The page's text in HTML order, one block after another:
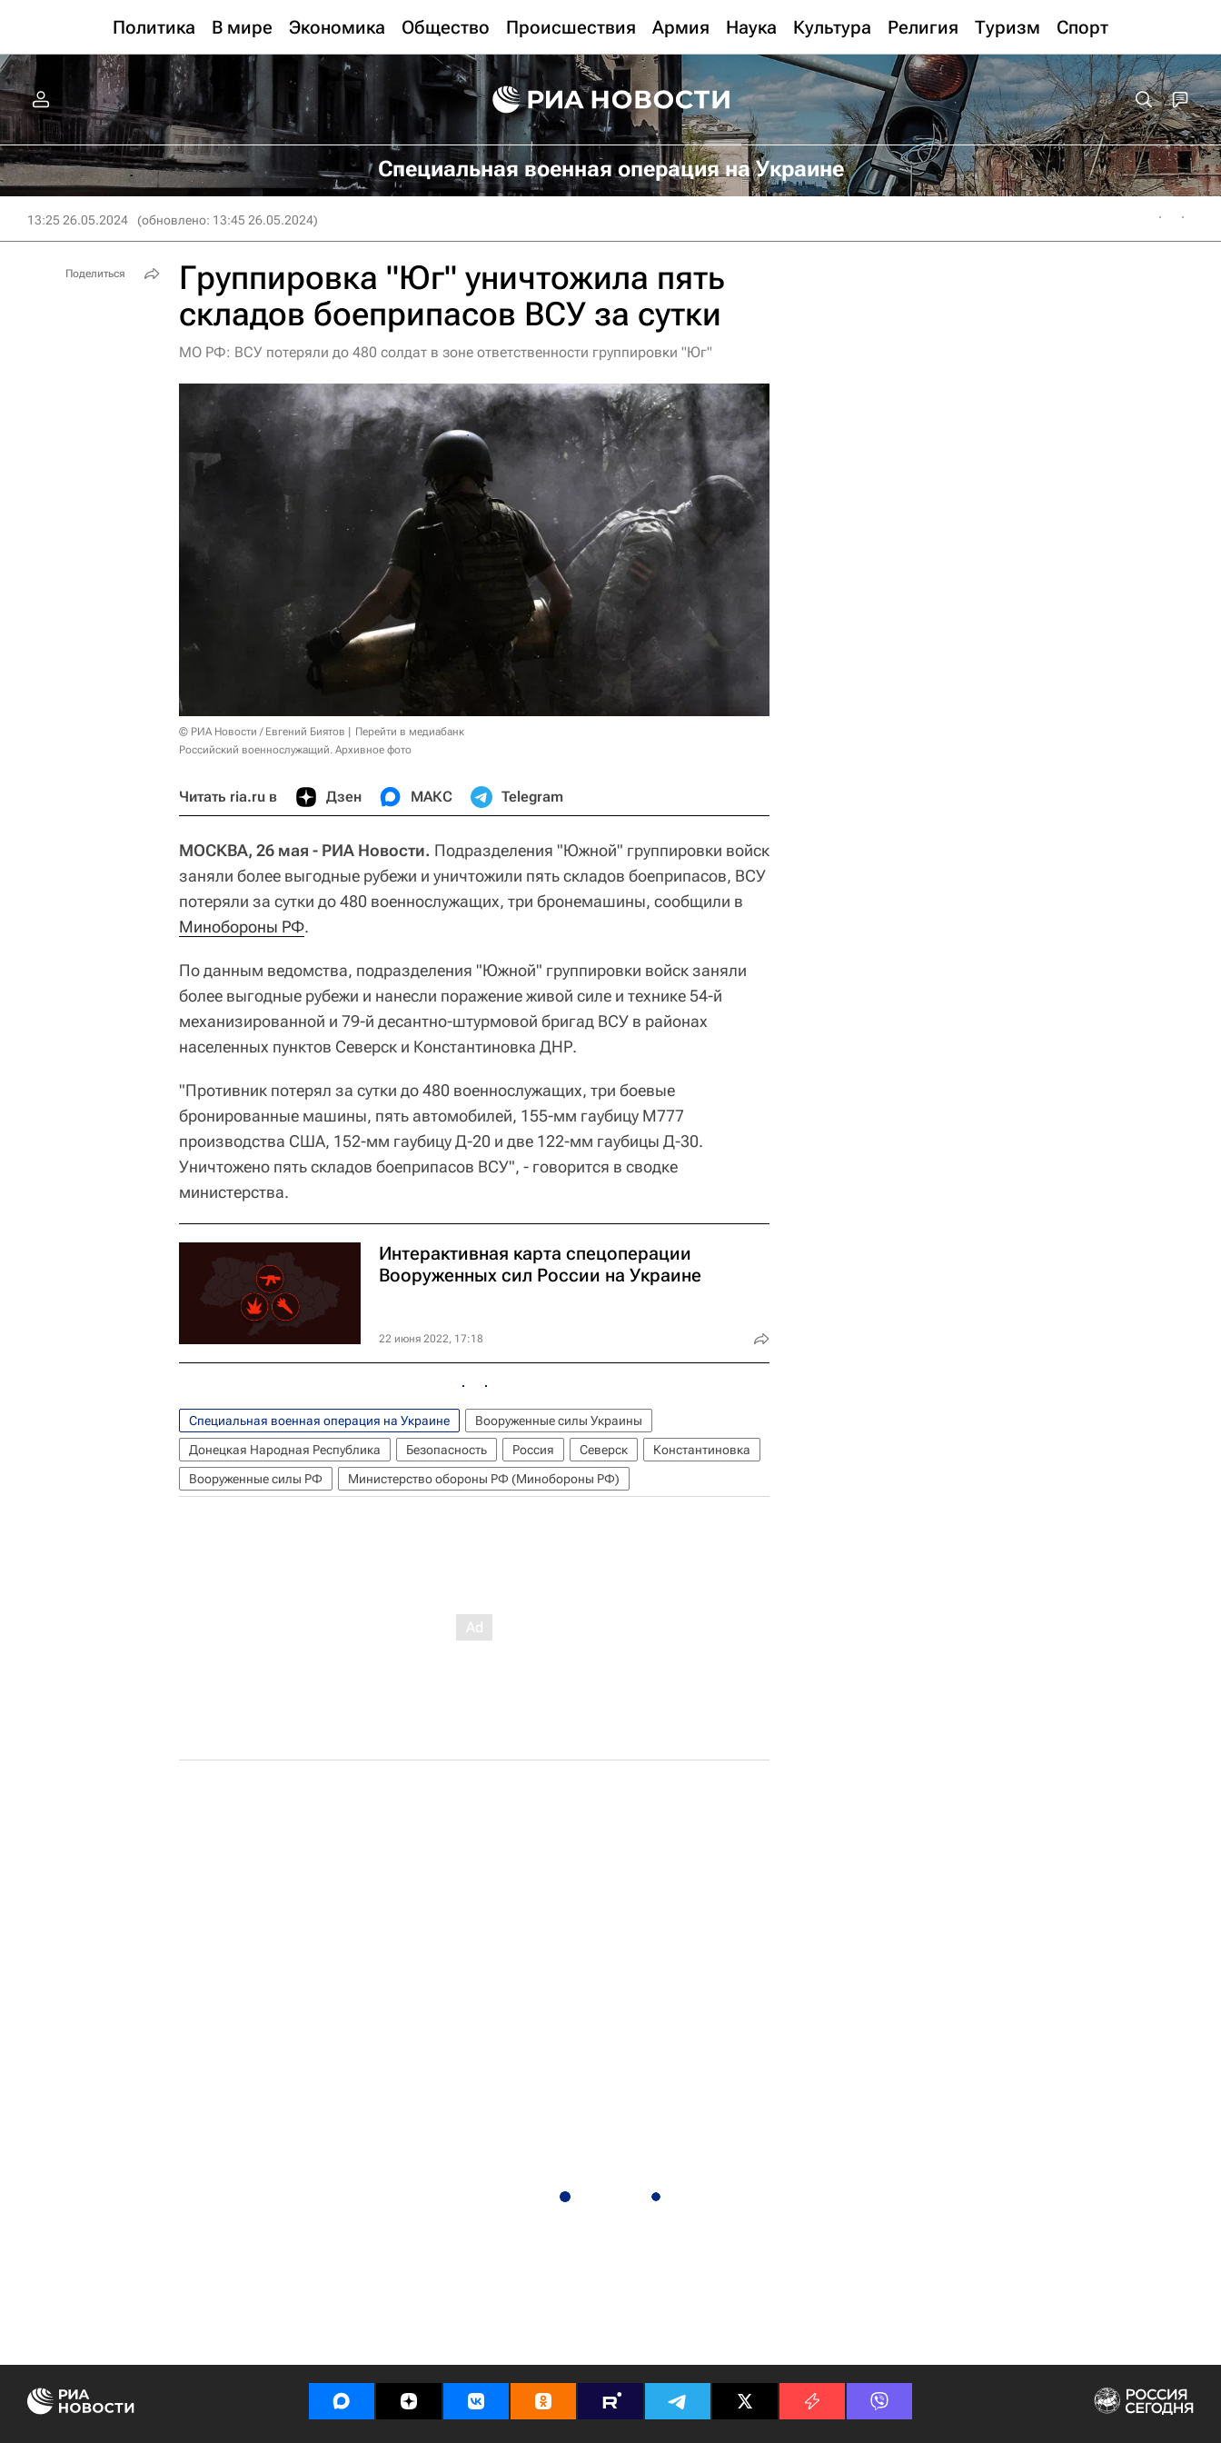
Политика В мире Экономика Общество Происшествия Армия Наука Культура Религия Туризм Спорт
Специальная военная операция на Украине
13:25 26.05.2024 (обновлено: 13:45 26.05.2024)
Группировка "Юг" уничтожила пять
складов боеприпасов ВСУ за сутки
МО РФ: ВСУ потеряли до 480 солдат в зоне ответственности группировки "Юг"
© РИА Новости / Евгений Биятов
Перейти в медиабанк
Российский военнослужащий. Архивное фото
Читать ria.ru в Дзен МАКС Telegram
МОСКВА, 26 мая - РИА Новости. Подразделения "Южной" группировки войск
заняли более выгодные рубежи и уничтожили пять складов боеприпасов, ВСУ
потеряли за сутки до 480 военнослужащих, три бронемашины, сообщили в
Минобороны РФ.
По данным ведомства, подразделения "Южной" группировки войск заняли
более выгодные рубежи и нанесли поражение живой силе и технике 54-й
механизированной и 79-й десантно-штурмовой бригад ВСУ в районах
населенных пунктов Северск и Константиновка ДНР.
"Противник потерял за сутки до 480 военнослужащих, три боевые
бронированные машины, пять автомобилей, 155-мм гаубицу М777
производства США, 152-мм гаубицу Д-20 и две 122-мм гаубицы Д-30.
Уничтожено пять складов боеприпасов ВСУ", - говорится в сводке
министерства.
Интерактивная карта спецоперации
Вооруженных сил России на Украине
22 июня 2022, 17:18
Специальная военная операция на Украине
Вооруженные силы Украины
Донецкая Народная Республика
Безопасность Россия Северск
Константиновка
Вооруженные силы РФ
Министерство обороны РФ (Минобороны РФ)
Поделиться